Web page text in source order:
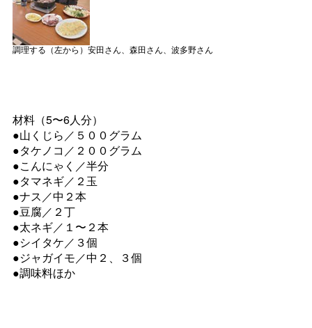
調理する（左から）安田さん、森田さん、波多野さん
材料（5〜6人分）
●山くじら／５００グラム
●タケノコ／２００グラム
●こんにゃく／半分
●タマネギ／２玉
●ナス／中２本
●豆腐／２丁
●太ネギ／１〜２本
●シイタケ／３個
●ジャガイモ／中２、３個
●調味料ほか